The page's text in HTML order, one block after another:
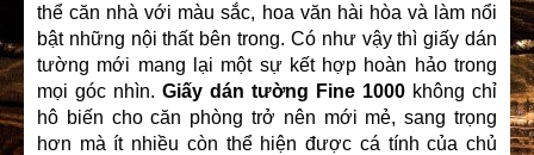
thể căn nhà với màu sắc, hoa văn hài hòa và làm nổi
bật những nội thất bên trong. Có như vậy thì giấy dán
tường mới mang lại một sự kết hợp hoàn hảo trong
mọi góc nhìn. Giấy dán tường Fine 1000 không chỉ
hô biến cho căn phòng trở nên mới mẻ, sang trọng
hơn mà ít nhiều còn thể hiện được cá tính của chủ